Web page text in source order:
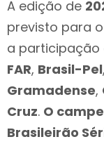
A edição de
previsto para o
a participação
FAR, Brasil-Pel,
Gramadense,
Cruz. O
Brasileirão